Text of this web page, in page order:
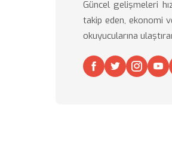
Güncel gelişmeleri
takip eden, ekonomi
okuyucularına